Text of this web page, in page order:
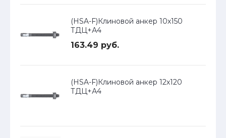
(HSA-F)Клиновой анкер 10х150
ТДЦ+А4
163.49 руб.
(HSA-F)Клиновой анкер 12х120
ТДЦ+А4